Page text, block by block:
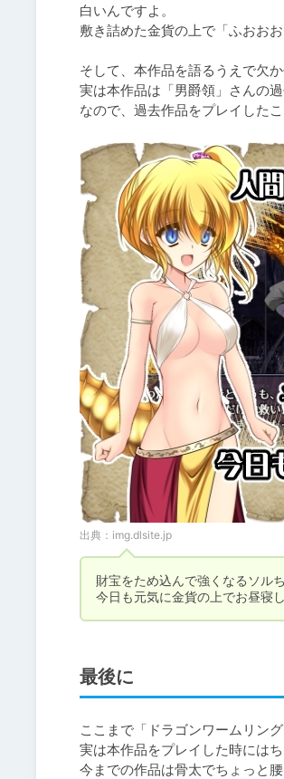
白いんですよ。
敷き詰めた金貨の上で「ふおお
そして、本作品を語るうえで欠
実は本作品は「男爵領」さんの
なので、過去作品をプレイした
出典： img.dlsite.jp
財宝をため込んで強くなるソルち
今日も元気に金貨の上でお昼寝し
最後に
ここまで「ドラゴンワームリン
実は本作品をプレイした時には
今までの作品は骨太でちょっと